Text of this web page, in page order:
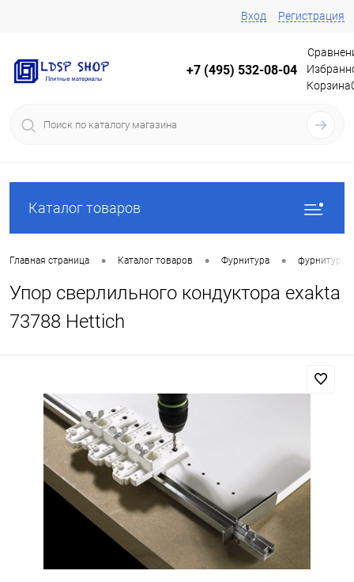
Вход Регистрация
+7 (495) 532-08-04
Корзина
Каталог товаров
Главная страница • Каталог товаров • Фурнитура • фурнитура
Упор сверлильного кондуктора exakta
73788 Hettich